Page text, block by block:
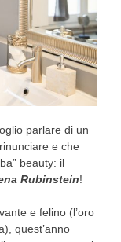
parlare di un
e che
beauty: il
Rubinstein!
e felino (l’oro
quest’anno